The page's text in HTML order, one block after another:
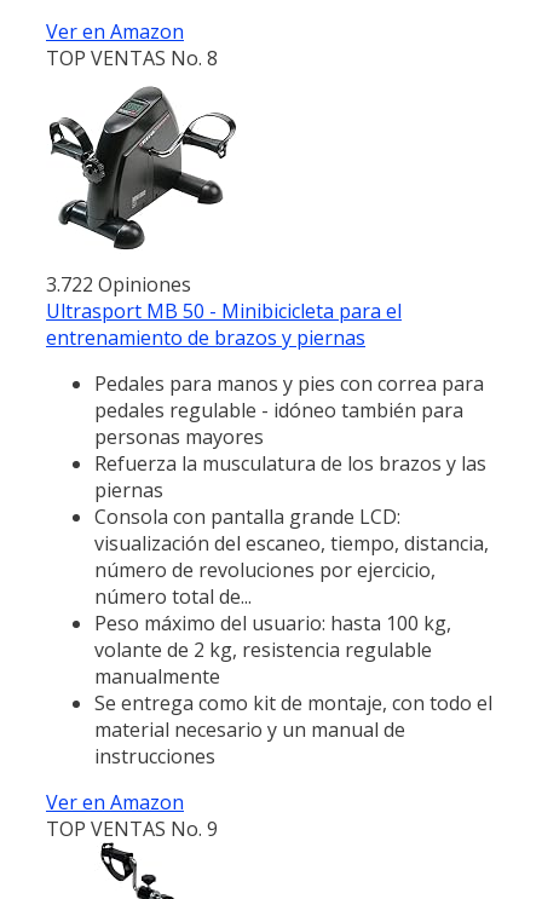
Ver en Amazon
TOP VENTAS No. 8
3.722 Opiniones
Ultrasport MB 50 - Minibicicleta para el
entrenamiento de brazos y piernas
Pedales para manos y pies con correa para
pedales regulable - idóneo también para
personas mayores
Refuerza la musculatura de los brazos y las
piernas
Consola con pantalla grande LCD:
visualización del escaneo, tiempo, distancia,
número de revoluciones por ejercicio,
número total de...
Peso máximo del usuario: hasta 100 kg,
volante de 2 kg, resistencia regulable
manualmente
Se entrega como kit de montaje, con todo el
material necesario y un manual de
instrucciones
Ver en Amazon
TOP VENTAS No. 9